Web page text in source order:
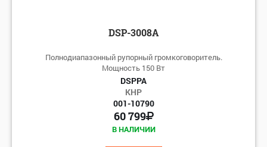
DSP-3008А
Полнодиапазонный рупорный громкоговоритель.
Мощность 150 Вт
DSPPA
КНР
001-10790
60 799
В НАЛИЧИИ